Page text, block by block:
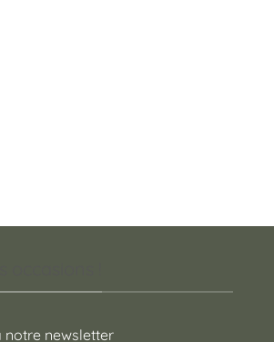
notre newsletter